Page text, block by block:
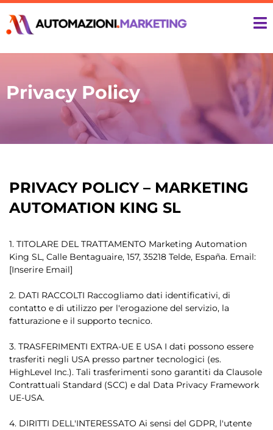
Privacy Policy
PRIVACY POLICY – MARKETING
AUTOMATION KING SL
1. TITOLARE DEL TRATTAMENTO Marketing Automation
King SL, Calle Bentaguaire, 157, 35218 Telde, España. Email:
[Inserire Email]
2. DATI RACCOLTI Raccogliamo dati identificativi, di
contatto e di utilizzo per l'erogazione del servizio, la
fatturazione e il supporto tecnico.
3. TRASFERIMENTI EXTRA-UE E USA I dati possono essere
trasferiti negli USA presso partner tecnologici (es.
HighLevel Inc.). Tali trasferimenti sono garantiti da Clausole
Contrattuali Standard (SCC) e dal Data Privacy Framework
UE-USA.
4. DIRITTI DELL'INTERESSATO Ai sensi del GDPR, l'utente